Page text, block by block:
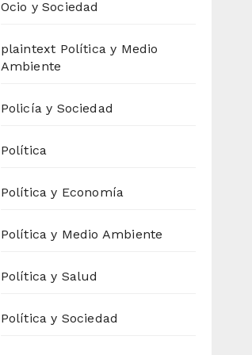
Ocio y Sociedad
plaintext Política y Medio
Ambiente
Policía y Sociedad
Política
Política y Economía
Política y Medio Ambiente
Política y Salud
Política y Sociedad